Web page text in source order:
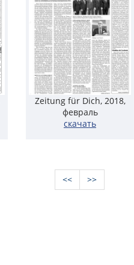
Zeitung für Dich, 2018,
февраль
скачать
<< >>